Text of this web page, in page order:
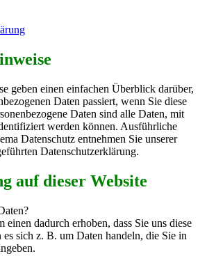
geben einen einfachen Überblick darüber,
Daten passiert, wenn Sie diese
Daten sind alle Daten, mit
werden können. Ausführliche
Datenschutz entnehmen Sie unserer
Datenschutzerklärung.
auf dieser Website
einen dadurch erhoben, dass Sie uns diese
sich z. B. um Daten handeln, die Sie in